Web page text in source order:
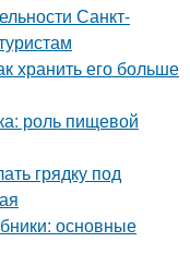
Санкт-
хранить его больше
роль пищевой
грядку под
основные